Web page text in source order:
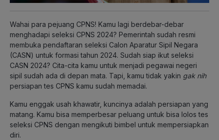
Wahai para pejuang CPNS! Kamu lagi berdebar-debar
menghadapi seleksi CPNS 2024? Pemerintah sudah resmi
membuka pendaftaran seleksi Calon Aparatur Sipil Negara
(CASN) untuk formasi tahun 2024. Sudah siap ikut seleksi
CASN 2024? Cita-cita kamu untuk menjadi pegawai negeri
sipil sudah ada di depan mata. Tapi, kamu tidak yakin gak nih
persiapan tes CPNS kamu sudah memadai.
Kamu enggak usah khawatir, kuncinya adalah persiapan yang
matang. Kamu bisa memperbesar peluang untuk bisa lolos tes
seleksi CPNS dengan mengikuti bimbel untuk mempersiapkan
diri.